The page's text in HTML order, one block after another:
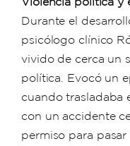
Durante el
psicólogo clínico
vivido de cerca un
política. Evocó un
cuando trasladaba
con un accidente
permiso para